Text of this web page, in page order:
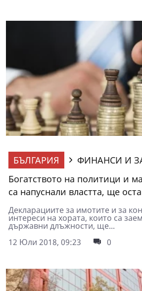
БЪЛГАРИЯ
ФИНАНСИ И
Богатството на политици и
са напуснали властта, ще
Декларациите за имотите и за
интереси на хората, които са
държавни длъжности, ще...
12 Юли 2018, 09:23
0